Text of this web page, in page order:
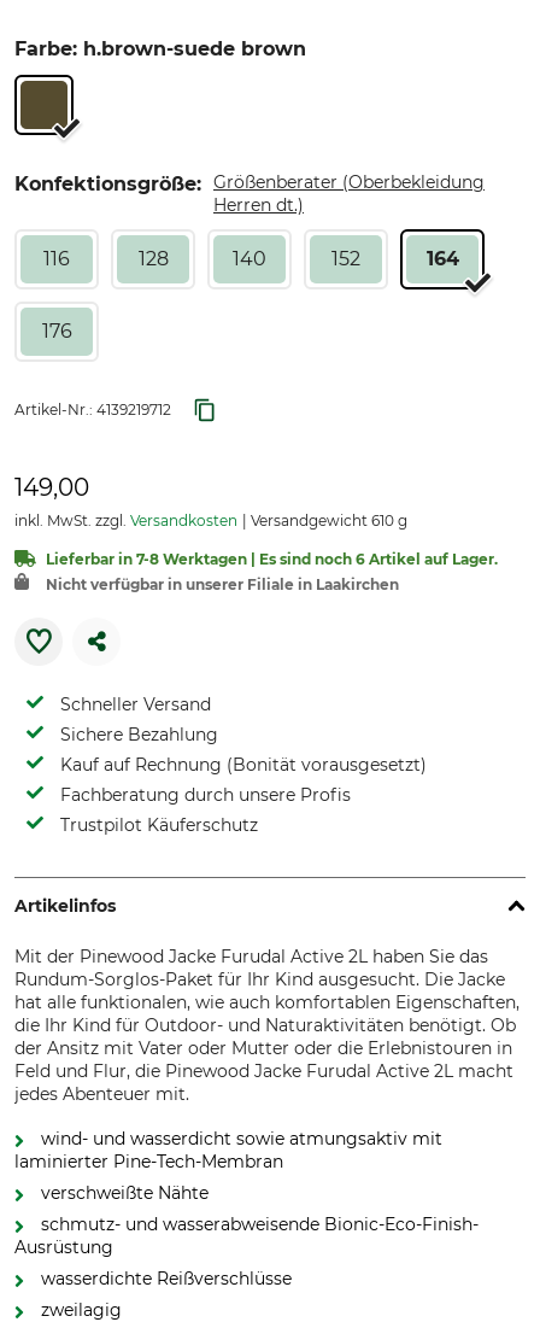
Farbe: h.brown-suede brown
Konfektionsgröße: Größenberater (Oberbekleidung
Herren dt.)
116 128 140 152 164
176
Artikel-Nr.: 4139219712
149,00
inkl. MwSt. zzgl. Versandkosten Versandgewicht 610 g
Lieferbar in 7-8 Werktagen | Es sind noch 6 Artikel auf Lager.
Nicht verfügbar in unserer Filiale in Laakirchen
Schneller Versand
Sichere Bezahlung
Kauf auf Rechnung (Bonität vorausgesetzt)
Fachberatung durch unsere Profis
Trustpilot Käuferschutz
Artikelinfos
Mit der Pinewood Jacke Furudal Active 2L haben Sie das
Rundum-Sorglos-Paket für Ihr Kind ausgesucht. Die Jacke
hat alle funktionalen, wie auch komfortablen Eigenschaften,
die Ihr Kind für Outdoor- und Naturaktivitäten benötigt. Ob
der Ansitz mit Vater oder Mutter oder die Erlebnistouren in
Feld und Flur, die Pinewood Jacke Furudal Active 2L macht
jedes Abenteuer mit.
wind- und wasserdicht sowie atmungsaktiv mit
laminierter Pine-Tech-Membran
verschweißte Nähte
schmutz- und wasserabweisende Bionic-Eco-Finish-
Ausrüstung
wasserdichte Reißverschlüsse
zweilagig